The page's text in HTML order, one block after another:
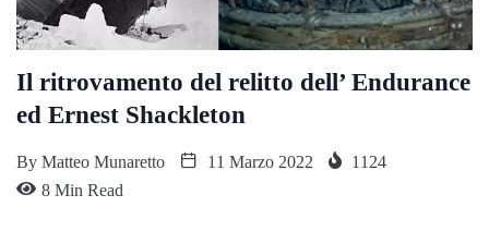
Il ritrovamento del relitto dell’ Endurance
ed Ernest Shackleton
By Matteo Munaretto 11 Marzo 2022
1124
8 Min Read